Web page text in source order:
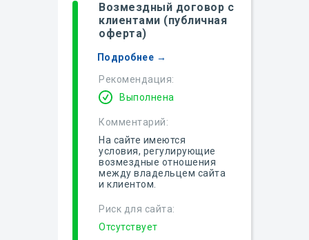
Возмездный договор с
клиентами (публичная
оферта)
Рекомендация:
Комментарий:
Риск для сайта:
Выполнена
На сайте имеются
условия, регулирующие
возмездные отношения
между владельцем сайта
и клиентом.
Отсутствует
Подробнее →